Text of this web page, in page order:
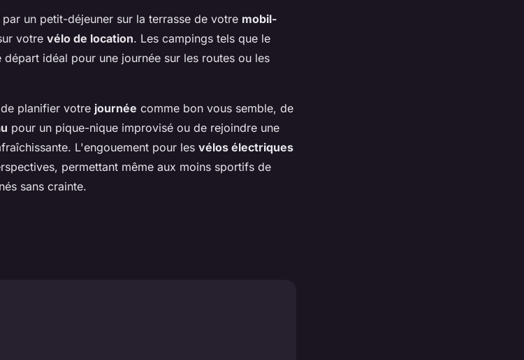
un petit-déjeuner sur la terrasse de votre mobil-
votre vélo de location. Les campings tels que le
idéal pour une journée sur les routes ou les
planifier votre journée comme bon vous semble, de
pour un pique-nique improvisé ou de rejoindre une
L'engouement pour les vélos électriques
permettant même aux moins sportifs de
sans crainte.